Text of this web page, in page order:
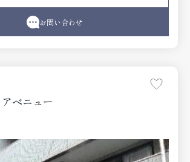
お問い合わせ
ベニュー